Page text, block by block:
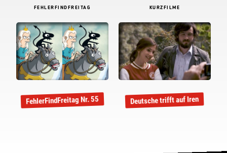
FEHLERFINDFREITAG
FehlerFindFreitag Nr. 55
KURZFILME
Deutsche trifft auf Iren